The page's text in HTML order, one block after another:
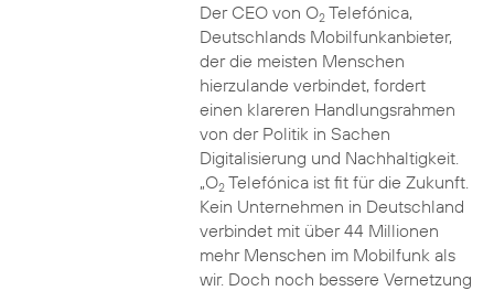
Der CEO von O2Telefónica,
Deutschlands Mobilfunkanbieter,
der die meisten Menschen
hierzulande verbindet, fordert
einen klareren Handlungsrahmen
von der Politik in Sachen
Digitalisierung und Nachhaltigkeit.
„O2Telefónica ist fit für die Zukunft.
Kein Unternehmen in Deutschland
verbindet mit über 44 Millionen
mehr Menschen im Mobilfunk als
wir. Doch noch bessere Vernetzung